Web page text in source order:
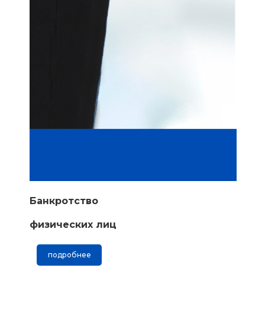
Банкротство
физических лиц
подробнее